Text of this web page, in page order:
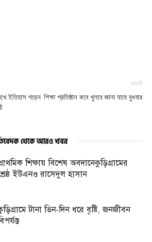
ইতিহাস গড়েন
পরবর্তী
শিক্ষা প্রতিষ্ঠান কবে খুলবে জানা যাবে বুধবার
থেকে আরও খবর
শিক্ষায় বিশেষ অবদানেকুড়িগ্রামের
ইউএনও রাসেদুল হাসান
টানা তিন-দিন ধরে বৃষ্টি, জনজীবন